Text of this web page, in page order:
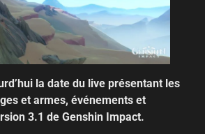
la date du live présentant les
et armes, événements et
3.1 de Genshin Impact.